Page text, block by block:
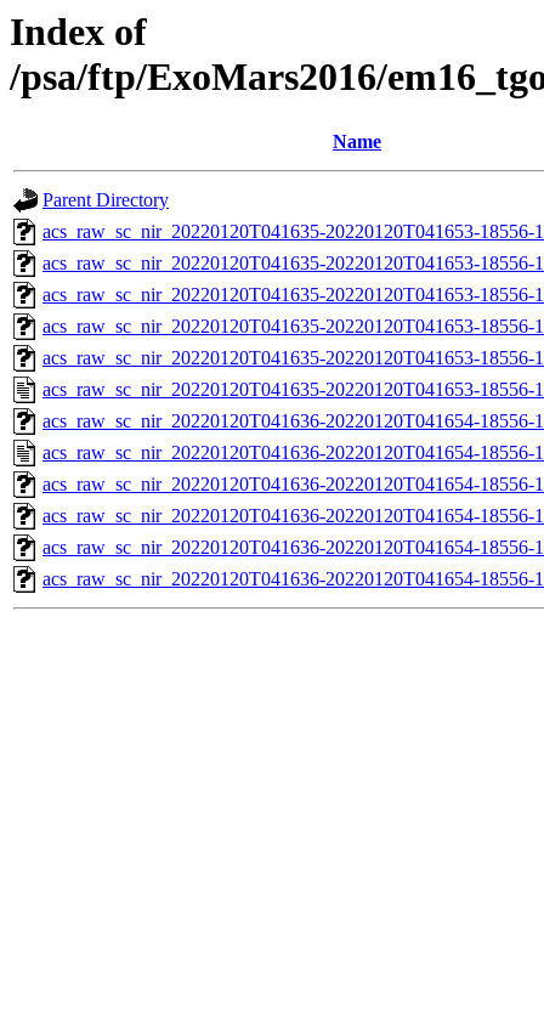
Index of
/psa/ftp/ExoMars2016/
Name
Parent Directory
acs_raw_sc_nir_20220120T041635-20220120T041653-18556-
acs_raw_sc_nir_20220120T041635-20220120T041653-18556-
acs_raw_sc_nir_20220120T041635-20220120T041653-18556-
acs_raw_sc_nir_20220120T041635-20220120T041653-18556-
acs_raw_sc_nir_20220120T041635-20220120T041653-18556-
acs_raw_sc_nir_20220120T041635-20220120T041653-18556-
acs_raw_sc_nir_20220120T041636-20220120T041654-18556-
acs_raw_sc_nir_20220120T041636-20220120T041654-18556-
acs_raw_sc_nir_20220120T041636-20220120T041654-
acs_raw_sc_nir_20220120T041636-20220120T041654-18556-
acs_raw_sc_nir_20220120T041636-20220120T041654-18556-
acs_raw_sc_nir_20220120T041636-20220120T041654-18556-